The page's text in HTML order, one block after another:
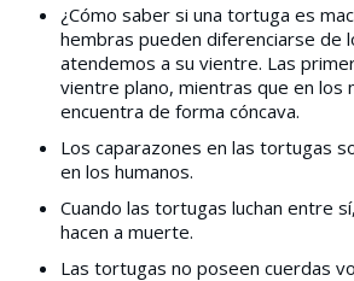
¿Cómo saber si una tortuga es
hembras pueden diferenciarse de
atendemos a su vientre. Las
vientre plano, mientras que en los
encuentra de forma cóncava.
Los caparazones en las tortugas
en los humanos.
Cuando las tortugas luchan entre
hacen a muerte.
Las tortugas no poseen cuerdas